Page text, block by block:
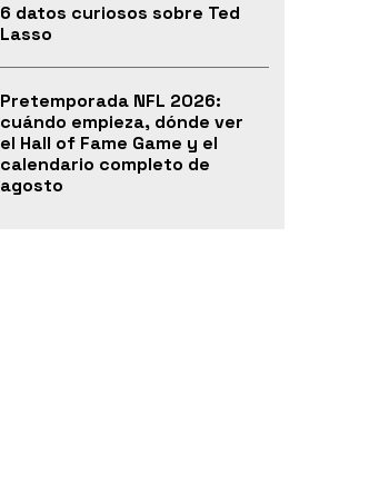
6 datos curiosos sobre Ted
Lasso
Pretemporada NFL 2026:
cuándo empieza, dónde ver
el Hall of Fame Game y el
calendario completo de
agosto